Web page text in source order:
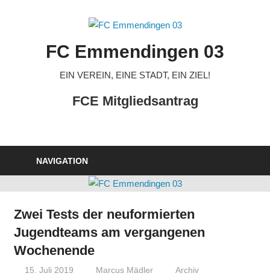
FC Emmendingen 03
EIN VEREIN, EINE STADT, EIN ZIEL!
FCE Mitgliedsantrag
NAVIGATION
Zwei Tests der neuformierten
Jugendteams am vergangenen
Wochenende
15. Juli 2019 Marcus Mädler Archiv